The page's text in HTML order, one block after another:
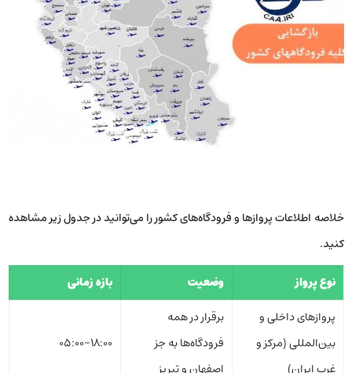
خلاصه اطلاعات پروازها و فرودگاه‌های کشور را می‌توانید در جدول زیر مشاهده
کنید.
نوع پرواز وضعیت
بازه زمانی
پروازهای داخلی و
بین‌المللی (مرکز و
غرب ایران)
برقرار در همه
فرودگاه‌ها به جز
اصفهان و تبریز
05:00-18:00